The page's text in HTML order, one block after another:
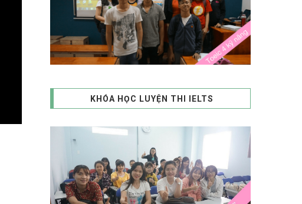
KHÓA HỌC LUYỆN THI IELTS